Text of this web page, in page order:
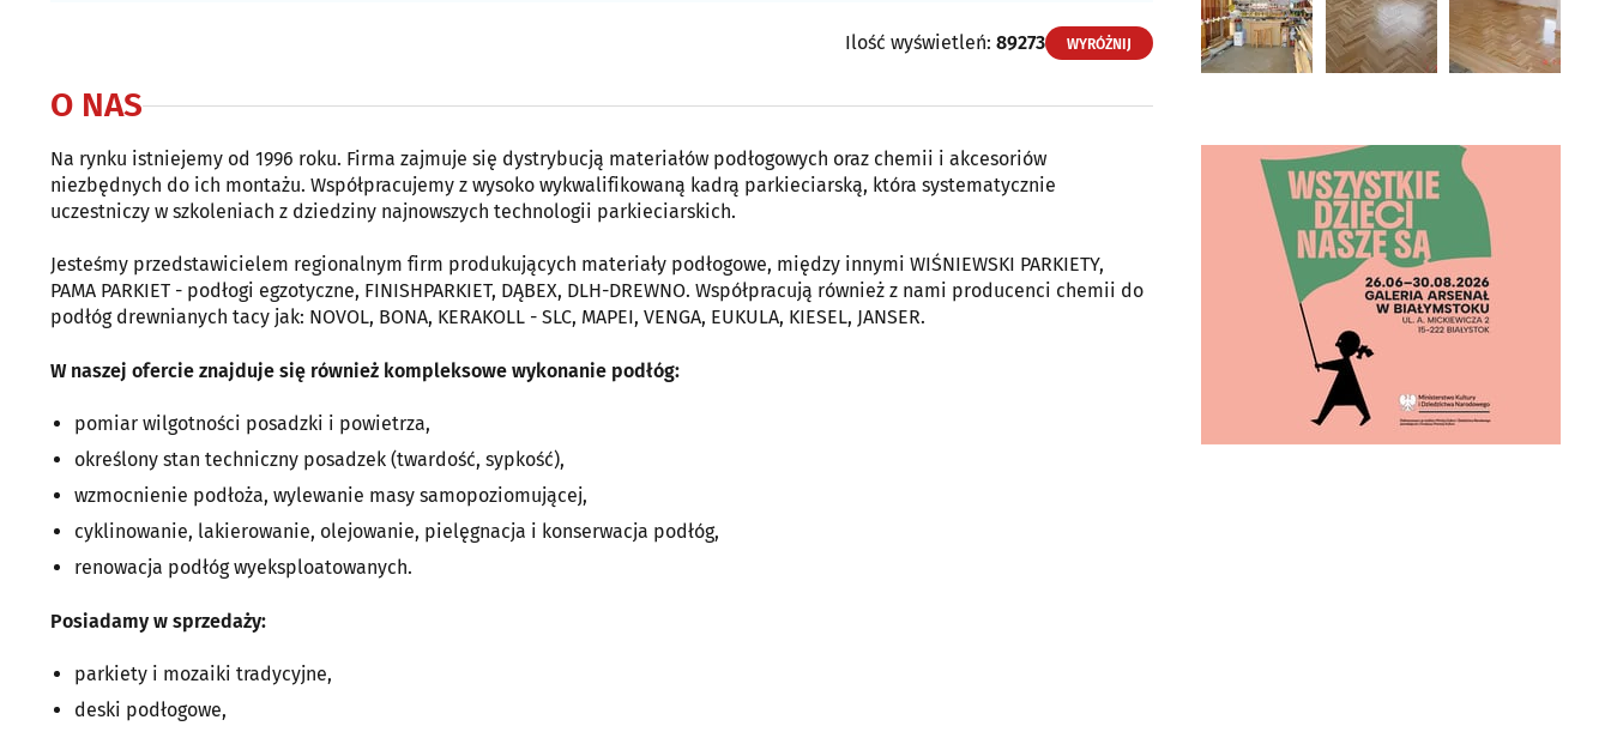
Ilość wyświetleń: 89273 WYRÓŻNIJ
O NAS
Na rynku istniejemy od 1996 roku. Firma zajmuje się dystrybucją materiałów podłogowych oraz chemii i akcesoriów
niezbędnych do ich montażu. Współpracujemy z wysoko wykwalifikowaną kadrą parkieciarską, która systematycznie
uczestniczy w szkoleniach z dziedziny najnowszych technologii parkieciarskich.
Jesteśmy przedstawicielem regionalnym firm produkujących materiały podłogowe, między innymi WIŚNIEWSKI PARKIETY,
PAMA PARKIET - podłogi egzotyczne, FINISHPARKIET, DĄBEX, DLH-DREWNO. Współpracują również z nami producenci chemii do
podłóg drewnianych tacy jak: NOVOL, BONA, KERAKOLL - SLC, MAPEI, VENGA, EUKULA, KIESEL, JANSER.
W naszej ofercie znajduje się również kompleksowe wykonanie podłóg:
pomiar wilgotności posadzki i powietrza,
określony stan techniczny posadzek (twardość, sypkość),
wzmocnienie podłoża, wylewanie masy samopoziomującej,
cyklinowanie, lakierowanie, olejowanie, pielęgnacja i konserwacja podłóg,
renowacja podłóg wyeksploatowanych.
Posiadamy w sprzedaży:
parkiety i mozaiki tradycyjne,
deski podłogowe,
Fornir Sklep drzewno-
chemiczny
ul. Kolejowa 12B
15-701 Białystok